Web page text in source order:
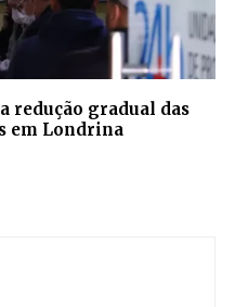
redução gradual das
em Londrina